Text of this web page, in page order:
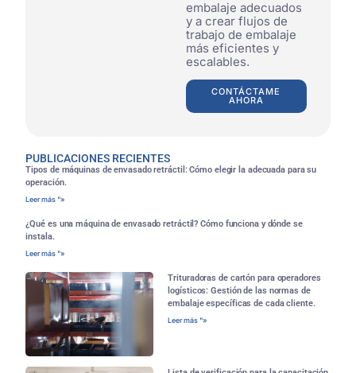
embalaje adecuados
y a crear flujos de
trabajo de embalaje
más eficientes y
escalables.
CONTÁCTAME
AHORA
PUBLICACIONES RECIENTES
Tipos de máquinas de envasado retráctil: Cómo elegir la adecuada para su
operación.
Leer más "»
¿Qué es una máquina de envasado retráctil? Cómo funciona y dónde se
instala.
Leer más "»
Trituradoras de cartón para operadores
logísticos: Gestión de las normas de
embalaje específicas de cada cliente.
Leer más "»